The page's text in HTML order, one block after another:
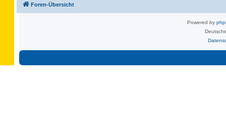
Foren-Übersicht
Powered by